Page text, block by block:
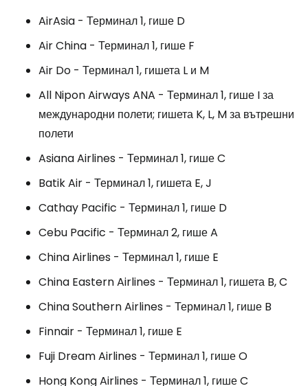
AirAsia - Терминал 1, гише D
Air China - Терминал 1, гише F
Air Do - Терминал 1, гишета L и M
All Nipon Airways ANA - Терминал 1, гише I за
международни полети; гишета K, L, M за вътрешни
полети
Asiana Airlines - Терминал 1, гише C
Batik Air - Терминал 1, гишета E, J
Cathay Pacific - Терминал 1, гише D
Cebu Pacific - Терминал 2, гише A
China Airlines - Терминал 1, гише E
China Eastern Airlines - Терминал 1, гишета B, C
China Southern Airlines - Терминал 1, гише B
Finnair - Терминал 1, гише E
Fuji Dream Airlines - Терминал 1, гише O
Hong Kong Airlines - Терминал 1, гише C